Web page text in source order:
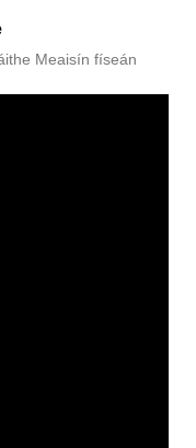
Meaisín físeán